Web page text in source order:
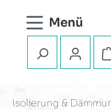
Isolierung &